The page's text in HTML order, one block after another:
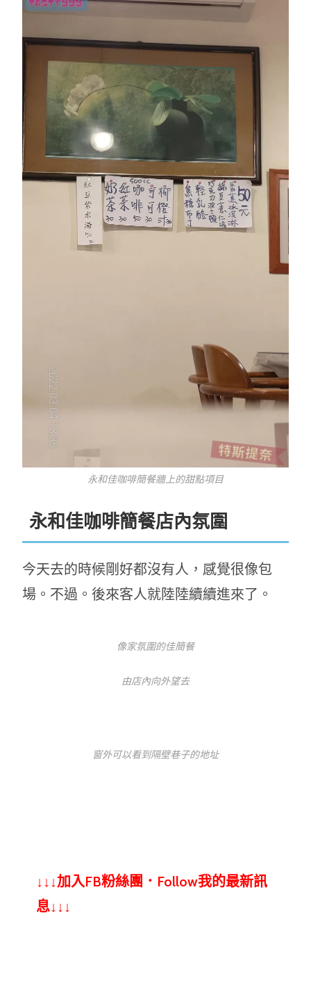
永和佳咖啡簡餐牆上的甜點項目
永和佳咖啡簡餐店內氛圍
今天去的時候剛好都沒有人，感覺很像包
場。不過。後來客人就陸陸續續進來了。
像家氛圍的佳簡餐
由店內向外望去
窗外可以看到隔壁巷子的地址
↓↓↓加入FB粉絲團．Follow我的最新訊
息↓↓↓